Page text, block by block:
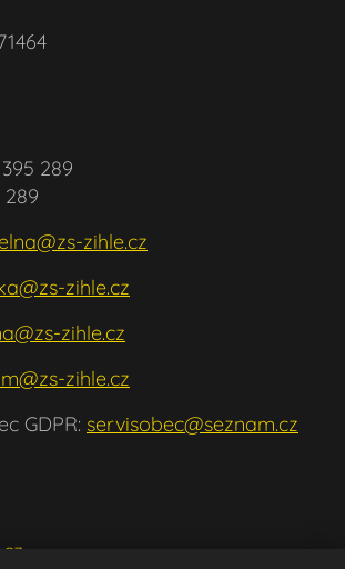
289
289
zihle.cz
zihle.cz
zihle.cz
zihle.cz
GDPR: servisobec@seznam.cz